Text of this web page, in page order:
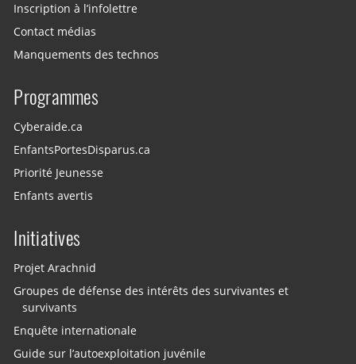
Inscription à l’infolettre
Contact médias
Manquements des technos
Programmes
Cyberaide.ca
EnfantsPortesDisparus.ca
Priorité Jeunesse
Enfants avertis
Initiatives
Projet Arachnid
Groupes de défense des intérêts des survivantes et
survivants
Enquête internationale
Guide sur l’autoexploitation juvénile